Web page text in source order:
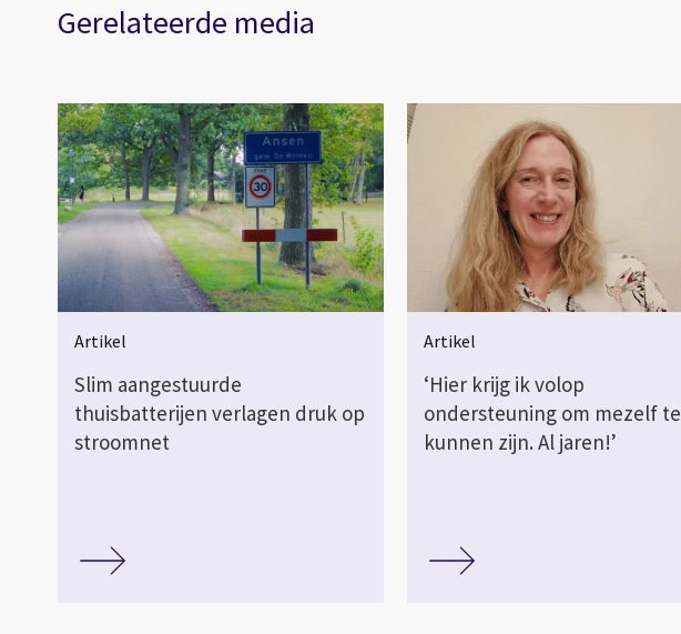
Gerelateerde media
Artikel
Slim aangestuurde
thuisbatterijen verlagen druk op
stroomnet
Artikel
‘Hier krijg ik volop
ondersteuning om mezelf te
kunnen zijn. Al jaren!’